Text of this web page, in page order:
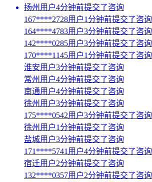
扬州用户4分钟前提交了咨询
167****2728用户1分钟前提交了咨询
164****4783用户3分钟前提交了咨询
142****0285用户3分钟前提交了咨询
170****1145用户1分钟前提交了咨询
淮安用户3分钟前提交了咨询
常州用户4分钟前提交了咨询
南通用户4分钟前提交了咨询
徐州用户3分钟前提交了咨询
175****0542用户3分钟前提交了咨询
徐州用户1分钟前提交了咨询
盐城用户3分钟前提交了咨询
171****5741用户4分钟前提交了咨询
宿迁用户2分钟前提交了咨询
132****0357用户2分钟前提交了咨询